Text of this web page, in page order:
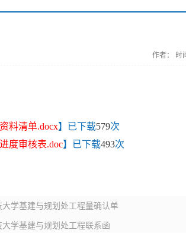
作者： 时
料清单.docx】已下载579次
度审核表.doc】已下载493次
大学基建与规划处工程量确认单
大学基建与规划处工程联系函